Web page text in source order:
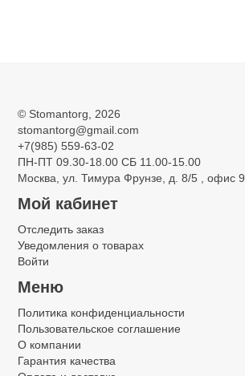
© Stomantorg , 2026
stomantorg@gmail.com
+7(985) 559-63-02
ПН-ПТ 09.30-18.00 СБ 11.00-15.00
Москва, ул. Тимура Фрунзе, д. 8/5 , офис 9
Мой кабинет
Отследить заказ
Уведомления о товарах
Войти
Меню
Политика конфиденциальности
Пользовательское соглашение
О компании
Гарантия качества